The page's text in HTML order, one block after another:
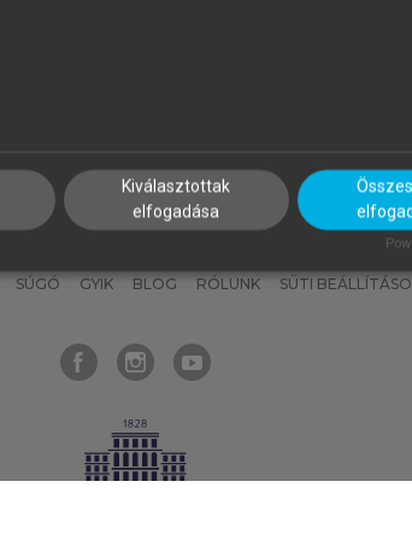
MI – ÁLTALÁNOS
SÚGÓ GYIK BLOG RÓLUNK SÜTI
Kiválasztottak
elfogadása